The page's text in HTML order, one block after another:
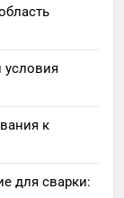
условия
к
для сварки: